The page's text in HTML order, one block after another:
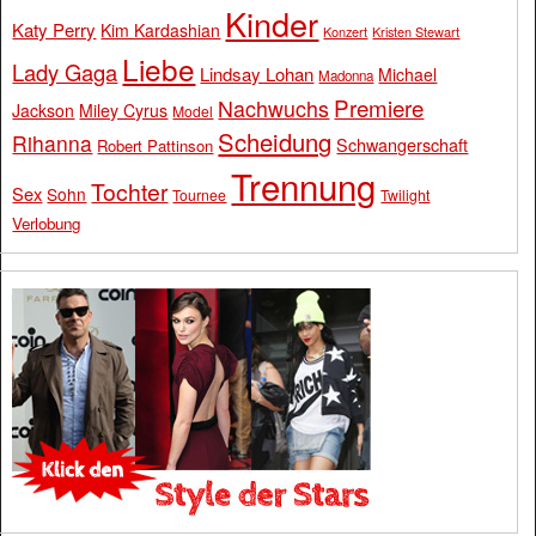
Katy Perry Kim Kardashian Kinder Konzert Kristen Stewart
Lady Gaga Liebe Lindsay Lohan Madonna Michael
Jackson Miley Cyrus Model Nachwuchs Premiere
Rihanna Robert Pattinson Scheidung Schwangerschaft
Sex Sohn Tochter Tournee Trennung Twilight
Verlobung